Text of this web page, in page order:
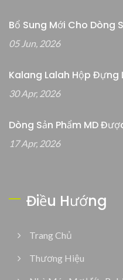
Bổ Sung Mới Cho Dòng
05 Jun, 2026
Kalang Lalah Hộp Đựng
30 Apr, 2026
Dòng Sản Phẩm MD
17 Apr, 2026
Điều Hướng
Trang Chủ
Thương Hiệu